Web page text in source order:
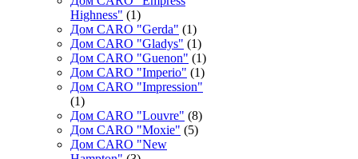
Highness" (1)
Дом CARO "Gerda" (1)
Дом CARO "Gladys" (1)
Дом CARO "Guenon" (1)
Дом CARO "Imperio" (1)
Дом CARO "Impression"
(1)
Дом CARO "Louvre" (8)
Дом CARO "Moxie" (5)
Дом CARO "New